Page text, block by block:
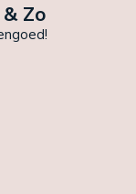
Zo